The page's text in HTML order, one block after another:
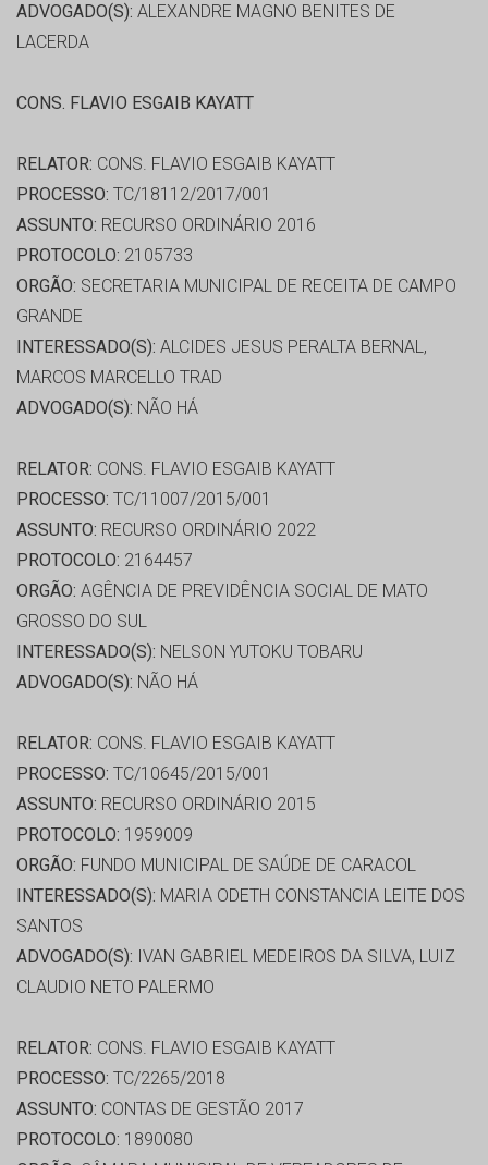
ADVOGADO(S): ALEXANDRE MAGNO BENITES DE
LACERDA
CONS. FLAVIO ESGAIB KAYATT
RELATOR: CONS. FLAVIO ESGAIB KAYATT
PROCESSO: TC/18112/2017/001
ASSUNTO: RECURSO ORDINÁRIO 2016
PROTOCOLO: 2105733
ORGÃO: SECRETARIA MUNICIPAL DE RECEITA DE CAMPO
GRANDE
INTERESSADO(S): ALCIDES JESUS PERALTA BERNAL,
MARCOS MARCELLO TRAD
ADVOGADO(S): NÃO HÁ
RELATOR: CONS. FLAVIO ESGAIB KAYATT
PROCESSO: TC/11007/2015/001
ASSUNTO: RECURSO ORDINÁRIO 2022
PROTOCOLO: 2164457
ORGÃO: AGÊNCIA DE PREVIDÊNCIA SOCIAL DE MATO
GROSSO DO SUL
INTERESSADO(S): NELSON YUTOKU TOBARU
ADVOGADO(S): NÃO HÁ
RELATOR: CONS. FLAVIO ESGAIB KAYATT
PROCESSO: TC/10645/2015/001
ASSUNTO: RECURSO ORDINÁRIO 2015
PROTOCOLO: 1959009
ORGÃO: FUNDO MUNICIPAL DE SAÚDE DE CARACOL
INTERESSADO(S): MARIA ODETH CONSTANCIA LEITE DOS
SANTOS
ADVOGADO(S): IVAN GABRIEL MEDEIROS DA SILVA, LUIZ
CLAUDIO NETO PALERMO
RELATOR: CONS. FLAVIO ESGAIB KAYATT
PROCESSO: TC/2265/2018
ASSUNTO: CONTAS DE GESTÃO 2017
PROTOCOLO: 1890080